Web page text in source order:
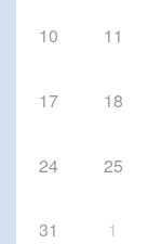
10 11
17 18
24 25
31 1